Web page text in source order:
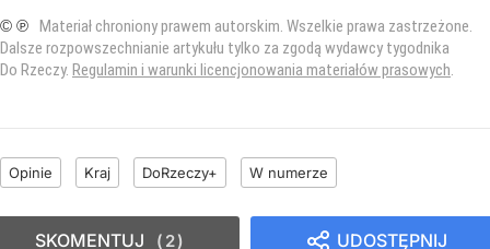
© ℗ Materiał chroniony prawem autorskim. Wszelkie prawa zastrzeżone.
Dalsze rozpowszechnianie artykułu tylko za zgodą wydawcy tygodnika
Do Rzeczy. Regulamin i warunki licencjonowania materiałów prasowych.
Opinie Kraj DoRzeczy+ W numerze
UDOSTĘPNIJ
SKOMENTUJ 2